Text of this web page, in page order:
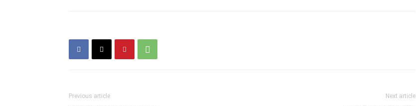
Previous article Next article